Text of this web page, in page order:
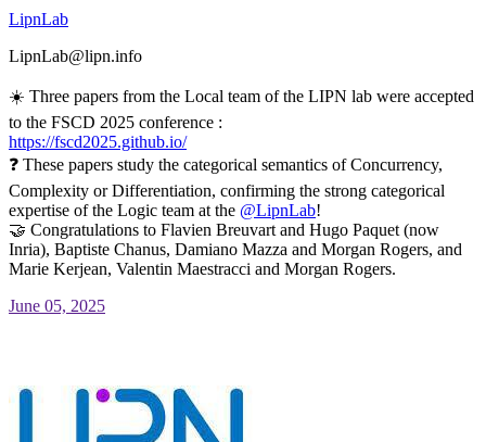
LipnLab
LipnLab@lipn.info
☀️ Three papers from the Local team of the LIPN lab were accepted
to the FSCD 2025 conference :
https://fscd2025.github.io/
❓ These papers study the categorical semantics of Concurrency,
Complexity or Differentiation, confirming the strong categorical
expertise of the Logic team at the @LipnLab!
🤝 Congratulations to Flavien Breuvart and Hugo Paquet (now
Inria), Baptiste Chanus, Damiano Mazza and Morgan Rogers, and
Marie Kerjean, Valentin Maestracci and Morgan Rogers.
June 05, 2025